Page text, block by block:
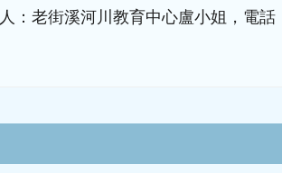
：老街溪河川教育中心盧小姐，電話